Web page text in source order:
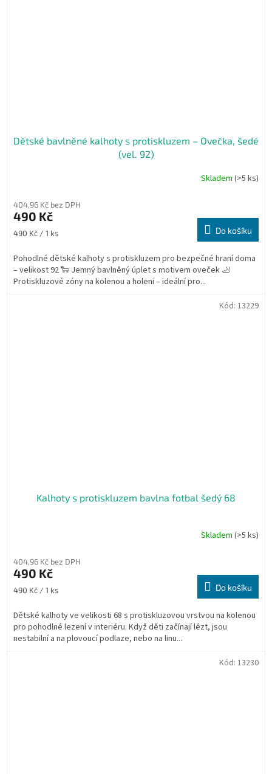
Dětské bavlněné kalhoty s protiskluzem – Ovečka, šedé
(vel. 92)
Skladem (>5 ks)
404,96 Kč bez DPH
490 Kč
Měrná
490 Kč / 1 ks Do košíku
Pohodlné dětské kalhoty s protiskluzem pro bezpečné hraní doma
– velikost 92 🐑 Jemný bavlněný úplet s motivem oveček 🦶
Protiskluzové zóny na kolenou a holeni – ideální pro...
Kalhoty s protiskluzem bavlna fotbal šedý 68
Skladem (>5 ks)
404,96 Kč bez DPH
490 Kč
Měrná
490 Kč / 1 ks Do košíku
Dětské kalhoty ve velikosti 68 s protiskluzovou vrstvou na kolenou
pro pohodlné lezení v interiéru. Když děti začínají lézt, jsou
nestabilní a na plovoucí podlaze, nebo na linu...
Kód: 13229
Kód: 13230